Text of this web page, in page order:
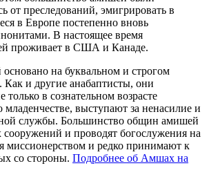
от преследований, эмигрировать в
в Европе постепенно вновь
В настоящее время
проживает в США и Канаде.
на буквальном и строгом
и другие анабаптисты, они
в сознательном возрасте
младенчестве, выступают за ненасилие и
службы. Большинство общин амишей
сооружений и проводят богослужения на
миссионерством и редко принимают к
со стороны. Подробнее об Амшах на